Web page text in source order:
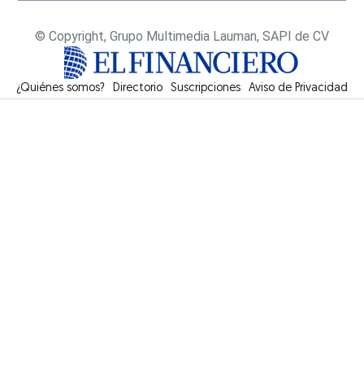
© Copyright, Grupo Multimedia Lauman, SAPI de CV
¿Quiénes somos? Directorio Suscripciones Opens in new window
Aviso de Privacidad